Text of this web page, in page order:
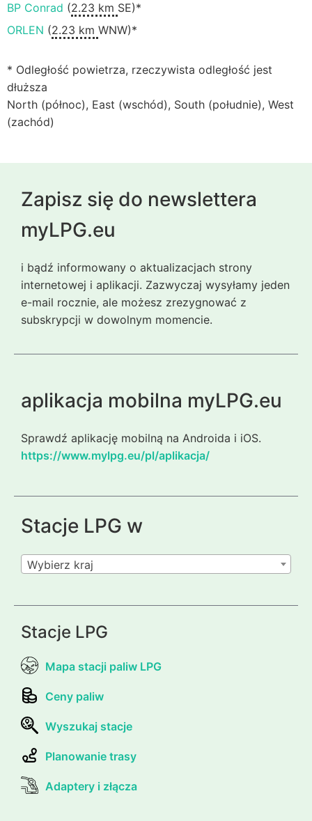
BP Conrad (2.23 km SE)*
ORLEN (2.23 km WNW)*
* Odległość powietrza, rzeczywista odległość jest
dłuższa
North (północ), East (wschód), South (południe), West
(zachód)
Zapisz się do newslettera
myLPG.eu
i bądź informowany o aktualizacjach strony
internetowej i aplikacji. Zazwyczaj wysyłamy jeden
e-mail rocznie, ale możesz zrezygnować z
subskrypcji w dowolnym momencie.
aplikacja mobilna myLPG.eu
Sprawdź aplikację mobilną na Androida i iOS.
https://www.mylpg.eu/pl/aplikacja/
Stacje LPG w
Wybierz kraj
Stacje LPG
Mapa stacji paliw LPG
Ceny paliw
Wyszukaj stacje
Planowanie trasy
Adaptery i złącza